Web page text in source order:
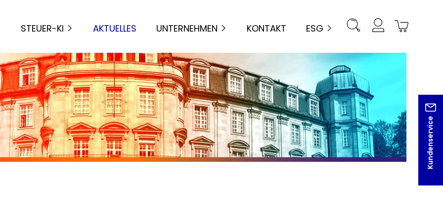
STEUER-KI AKTUELLES UNTERNEHMEN KONTAKT ESG
Kundenservice